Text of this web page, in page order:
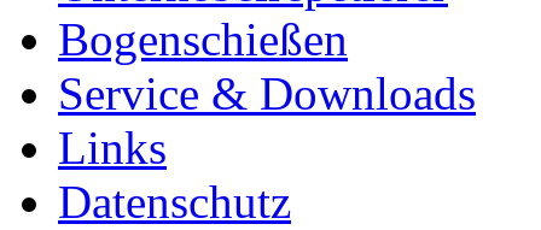
Bogenschießen
Service & Downloads
Links
Datenschutz